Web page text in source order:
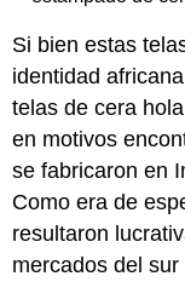
Si bien estas
identidad
telas de cera
en motivos
se fabricaron en
Como era de
resultaron
mercados del